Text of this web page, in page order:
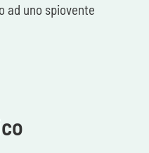
ad uno spiovente